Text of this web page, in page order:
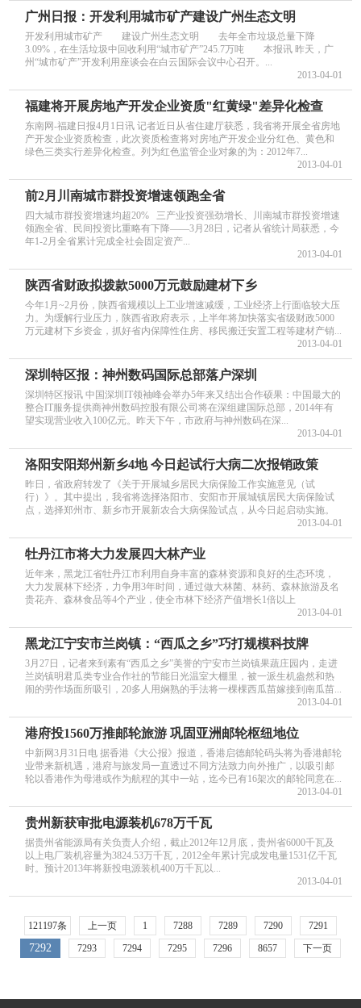
广州日报：开发利用城市矿产建设广州生态文明
开发利用城市矿产 建设广州生态文明 去年全市垃圾总量下降
3.09%，在生活垃圾中回收利用“城市矿产”245.7万吨 本报讯 昨天，广
州“城市矿产”开发利用座谈会在白云国际会议中心召开。...
2013-04-01
福建将开展房地产开发企业资质"红黄绿"差异化检查
东南网-福建日报4月1日讯 记者近日从省住建厅获悉，我省将开展全省房地
产开发企业资质检查，此次资质检查将对房地产开发企业分红色、黄色和
绿色三类实行差异化检查。列为红色监管企业对象的为：2012年7...
2013-04-01
前2月川南城市群投资增速领跑全省
四大城市群投资增速均超20% 三产业投资强劲增长、川南城市群投资增速
领跑全省、民间投资比重略有下降——3月28日，记者从省统计局获悉，今
年1-2月全省累计完成全社会固定资产...
2013-04-01
陕西省财政拟拨款5000万元鼓励建材下乡
今年1月~2月份，陕西省规模以上工业增速减缓，工业经济上行面临较大压
力。为缓解行业压力，陕西省政府表示，上半年将加快落实省级财政5000
万元建材下乡资金，抓好省内保障性住房、移民搬迁安置工程等建材产销...
2013-04-01
深圳特区报：神州数码国际总部落户深圳
深圳特区报讯 中国深圳IT领袖峰会举办5年来又结出合作硕果：中国最大的
整合IT服务提供商神州数码控股有限公司将在深组建国际总部，2014年有
望实现营业收入100亿元。昨天下午，市政府与神州数码在深...
2013-04-01
洛阳安阳郑州新乡4地 今日起试行大病二次报销政策
昨日，省政府转发了《关于开展城乡居民大病保险工作实施意见（试
行）》。其中提出，我省将选择洛阳市、安阳市开展城镇居民大病保险试
点，选择郑州市、新乡市开展新农合大病保险试点，从今日起启动实施。
2013-04-01
牡丹江市将大力发展四大林产业
近年来，黑龙江省牡丹江市利用自身丰富的森林资源和良好的生态环境，
大力发展林下经济，力争用3年时间，通过做大林菌、林药、森林旅游及名
贵花卉、森林食品等4个产业，使全市林下经济产值增长1倍以上
2013-04-01
黑龙江宁安市兰岗镇：“西瓜之乡”巧打规模科技牌
3月27日，记者来到素有“西瓜之乡”美誉的宁安市兰岗镇果蔬庄园内，走进
兰岗镇明君瓜类专业合作社的节能日光温室大棚里，被一派生机盎然和热
闹的劳作场面所吸引，20多人用娴熟的手法将一棵棵西瓜苗嫁接到南瓜苗...
2013-04-01
港府投1560万推邮轮旅游 巩固亚洲邮轮枢纽地位
中新网3月31日电 据香港《大公报》报道，香港启德邮轮码头将为香港邮轮
业带来新机遇，港府与旅发局一直透过不同方法致力向外推广，以吸引邮
轮以香港作为母港或作为航程的其中一站，迄今已有16架次的邮轮同意在...
2013-04-01
贵州新获审批电源装机678万千瓦
据贵州省能源局有关负责人介绍，截止2012年12月底，贵州省6000千瓦及
以上电厂装机容量为3824.53万千瓦，2012全年累计完成发电量1531亿千瓦
时。预计2013年将新投电源装机400万千瓦以...
2013-04-01
121197条 上一页 1 7288 7289 7290 7291
7292 7293 7294 7295 7296 8657 下一页